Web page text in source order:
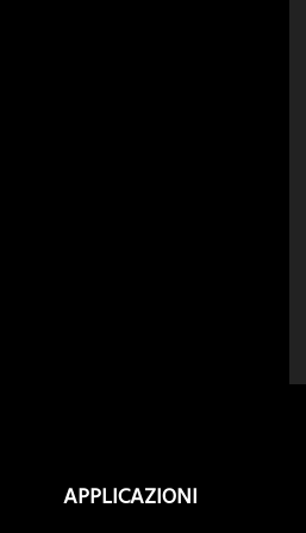
APPLICAZIONI